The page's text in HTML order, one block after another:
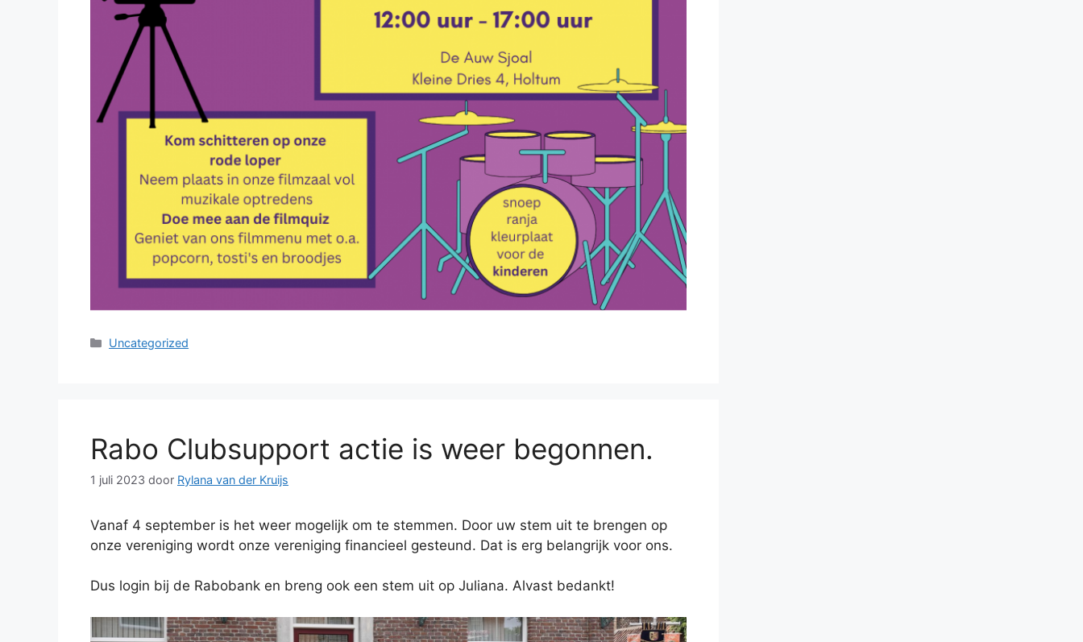
Categorieën
Uncategorized
Rabo Clubsupport actie is weer begonnen.
1 juli 2023 door Rylana van der Kruijs
Vanaf 4 september is het weer mogelijk om te stemmen. Door uw stem uit te brengen op
onze vereniging wordt onze vereniging financieel gesteund. Dat is erg belangrijk voor ons.
Dus login bij de Rabobank en breng ook een stem uit op Juliana. Alvast bedankt!